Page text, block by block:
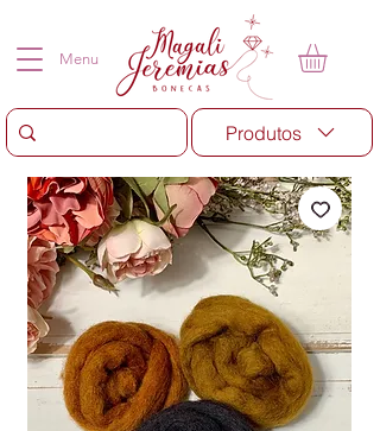
Menu
Produtos